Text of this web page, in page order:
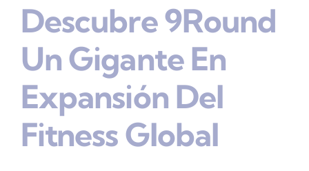
Descubre 9Round
Un Gigante En
Expansión Del
Fitness Global